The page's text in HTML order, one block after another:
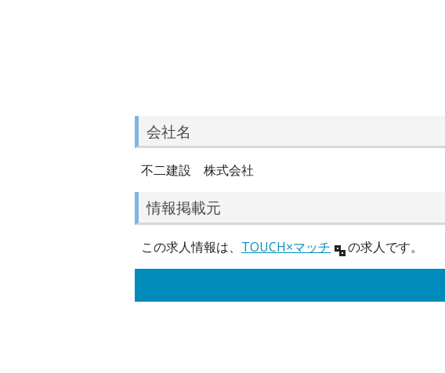
会社名
不二建設 株式会社
情報掲載元
この求人情報は、 TOUCH×マッチ の求人です。